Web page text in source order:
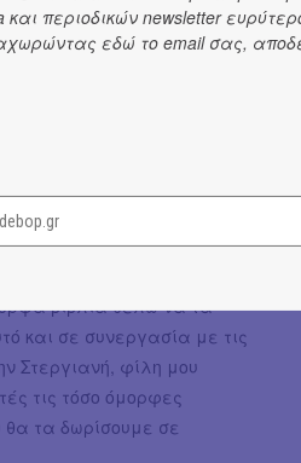
ένα χέρι και το
κ. Αράχνη κανείς δεν
κάπου εκεί στον απέραντο
θαύματα που περιμένουν
παμε να τα βρούμε όλοι
βιβλία θέλω να τα
και σε συνεργασία με τις
Στεργιανή, φίλη μου
τις τόσο όμορφες
τα δωρίσουμε σε
περιοδικών newsletter
εδώ το email σας,